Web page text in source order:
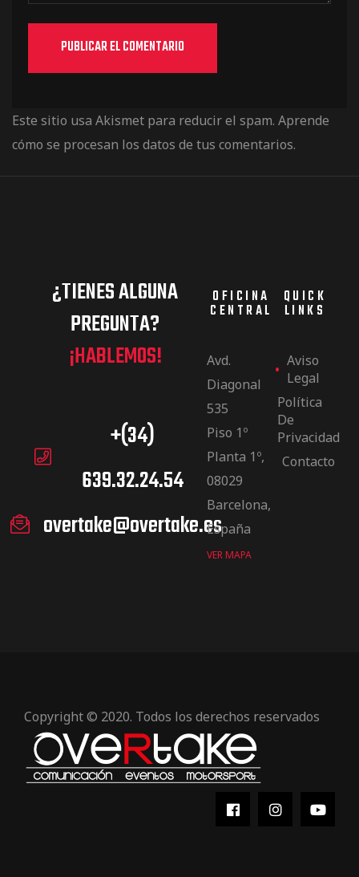
Este sitio usa Akismet para reducir el spam. Aprende
cómo se procesan los datos de tus comentarios.
¿TIENES ALGUNA
PREGUNTA?
¡HABLEMOS!
+(34)
639.32.24.54
overtake@overtake.es
OFICINA
CENTRAL
Avd.
Diagonal
535
Piso 1º
Planta 1º,
08029
Barcelona,
España
VER MAPA
QUICK
LINKS
Aviso
Legal
Política
De
Privacidad
Contacto
Copyright © 2020. Todos los derechos reservados